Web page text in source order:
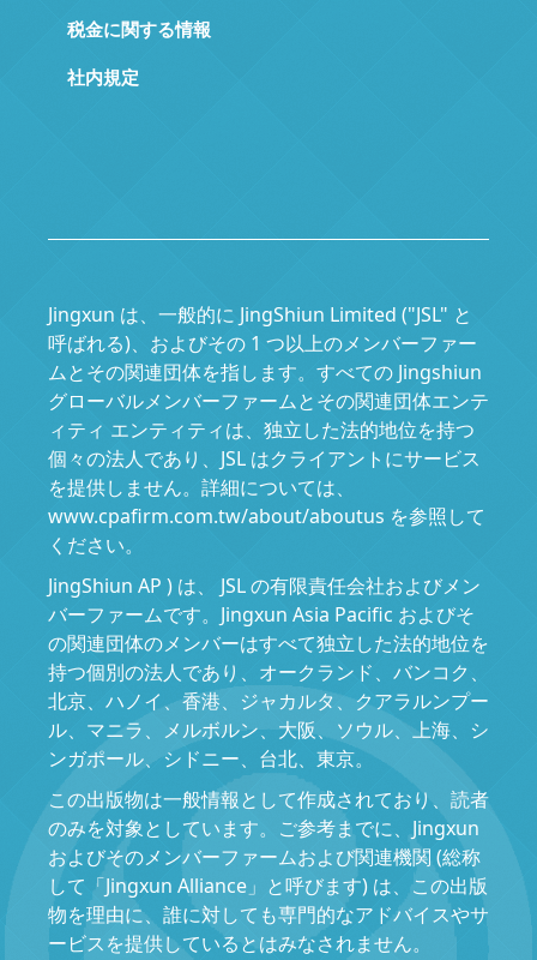
税金に関する情報
社内規定
Jingxun は、一般的に JingShiun Limited ("JSL" と
呼ばれる)、およびその 1 つ以上のメンバーファー
ムとその関連団体を指します。すべての Jingshiun
グローバルメンバーファームとその関連団体エンテ
ィティ エンティティは、独立した法的地位を持つ
個々の法人であり、JSL はクライアントにサービス
を提供しません。詳細については、
www.cpafirm.com.tw/about/aboutus を参照して
ください。
JingShiun AP ) は、 JSL の有限責任会社およびメン
バーファームです。Jingxun Asia Pacific およびそ
の関連団体のメンバーはすべて独立した法的地位を
持つ個別の法人であり、オークランド、バンコク、
北京、ハノイ、香港、ジャカルタ、クアラルンプー
ル、マニラ、メルボルン、大阪、ソウル、上海、シ
ンガポール、シドニー、台北、東京。
この出版物は一般情報として作成されており、読者
のみを対象としています。ご参考までに、Jingxun
およびそのメンバーファームおよび関連機関 (総称
して「Jingxun Alliance」と呼びます) は、この出版
物を理由に、誰に対しても専門的なアドバイスやサ
ービスを提供しているとはみなされません。